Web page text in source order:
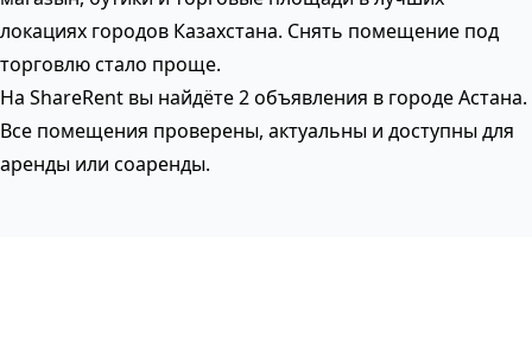
локациях городов Казахстана. Снять помещение под
торговлю стало проще.
На ShareRent вы найдёте 2 объявления в городе Астана.
Все помещения проверены, актуальны и доступны для
аренды или соаренды.